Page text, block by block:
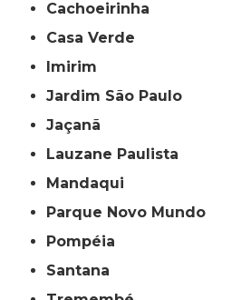
Cachoeirinha
Casa Verde
Imirim
Jardim São Paulo
Jaçanã
Lauzane Paulista
Mandaqui
Parque Novo Mundo
Pompéia
Santana